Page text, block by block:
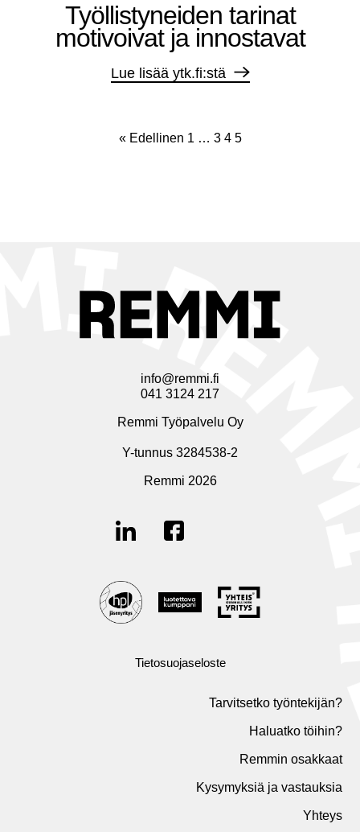
Työllistyneiden tarinat
motivoivat ja innostavat
Lue lisää ytk.fi:stä
« Edellinen 1 … 3 4 5
info@remmi.fi
041 3124 217
Remmi Työpalvelu Oy
Y-tunnus 3284538-2
Remmi 2026
Tietosuojaseloste
Tarvitsetko työntekijän?
Haluatko töihin?
Remmin osakkaat
Kysymyksiä ja vastauksia
Yhteys